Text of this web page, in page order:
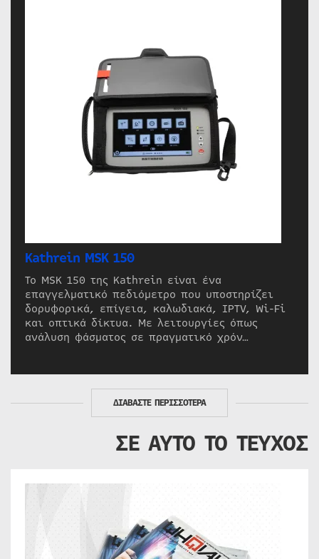
Kathrein MSK 150
Το MSK 150 της Kathrein είναι ένα
επαγγελματικό πεδιόμετρο που υποστηρίζει
δορυφορικά, επίγεια, καλωδιακά, IPTV, Wi-Fi
και οπτικά δίκτυα. Με λειτουργίες όπως
ανάλυση φάσματος σε πραγματικό χρόν…
ΔΙΑΒΑΣΤΕ ΠΕΡΙΣΣΟΤΕΡΑ
ΣΕ ΑΥΤΟ ΤΟ ΤΕΥΧΟΣ